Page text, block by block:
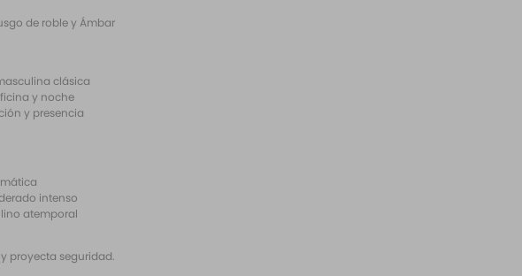
de roble y Ámbar
clásica
y noche
y presencia
intenso
atemporal
proyecta seguridad.